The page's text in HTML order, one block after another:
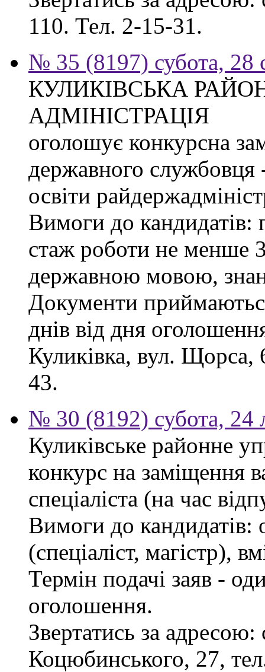
110. Тел. 2-15-31.
№ 35 (8197) субота, 28
КУЛИКІВСЬКА
АДМІНІСТРАЦІЯ
оголошує конкурсна
державного службовця -
освіти
Вимоги до кандидатів:
стаж роботи не менше
державною мовою,
Документи
днів від дня
Куликівка, вул.
43.
№ 30 (8192) субота, 24
Куликівське районне
конкурс на заміщення
спеціаліста (на час
Вимоги до
(спеціаліст, магістр),
Термін подачі заяв -
оголошення.
Звертатись за адресою:
Коцюбинського, 27,